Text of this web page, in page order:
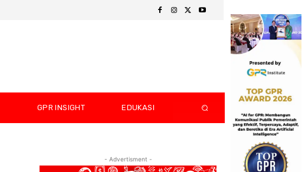
GPR INSIGHT EDUKASI
- Advertisment -